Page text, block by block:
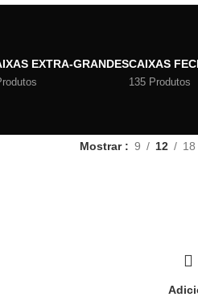
EXTRA-GRANDESCAIXAS
135 Produtos
Mostrar 9 12 18